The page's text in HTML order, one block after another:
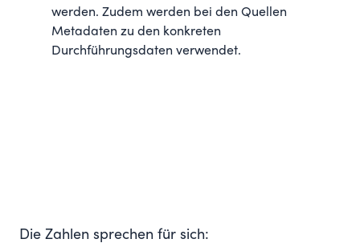
werden. Zudem werden bei den Quellen
Metadaten zu den konkreten
Durchführungsdaten verwendet.
Die Zahlen sprechen für sich: